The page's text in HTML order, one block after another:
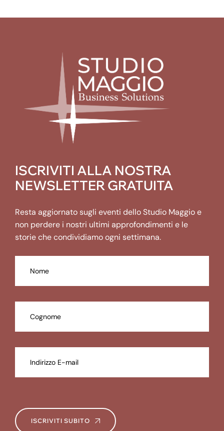
ISCRIVITI ALLA NOSTRA
NEWSLETTER GRATUITA
Resta aggiornato sugli eventi dello Studio Maggio e
non perdere i nostri ultimi approfondimenti e le
storie che condividiamo ogni settimana.
ISCRIVITI SUBITO